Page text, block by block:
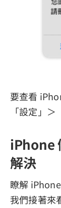
要查看
「設定」
iPhone
解決
瞭解
我們接著來